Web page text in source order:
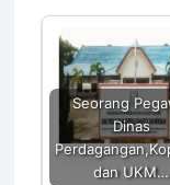
p
p
b
o
o
k
Seorang
Dinas
dan UKM…